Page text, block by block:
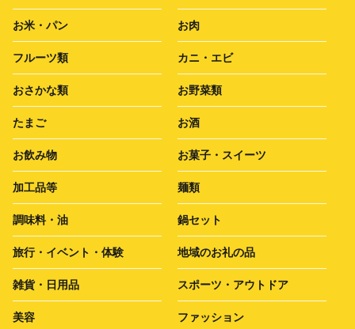
お米・パン お肉
フルーツ類 カニ・エビ
おさかな類 お野菜類
たまご お酒
お飲み物 お菓子・スイーツ
加工品等 麺類
調味料・油 鍋セット
旅行・イベント・体験 地域のお礼の品
雑貨・日用品 スポーツ・アウトドア
美容 ファッション